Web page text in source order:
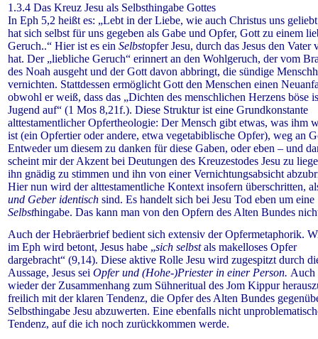
1.3.4 Das Kreuz Jesu als Selbsthingabe Gottes
In Eph 5,2 heißt es: „Lebt in der Liebe, wie auch Christus uns
hat sich selbst für uns gegeben als Gabe und Opfer, Gott zu einem
Geruch..“ Hier ist es ein Selbstopfer Jesu, durch das Jesus den Vater
hat. Der „liebliche Geruch“ erinnert an den Wohlgeruch, der vom
des Noah ausgeht und der Gott davon abbringt, die sündige
vernichten. Stattdessen ermöglicht Gott den Menschen einen
obwohl er weiß, dass das „Dichten des menschlichen Herzens böse
Jugend auf“ (1 Mos 8,21f.). Diese Struktur ist eine Grundkonstante
alttestamentlicher Opfertheologie: Der Mensch gibt etwas, was ihm
ist (ein Opfertier oder andere, etwa vegetabiblische Opfer), weg an
Entweder um diesem zu danken für diese Gaben, oder eben – und
scheint mir der Akzent bei Deutungen des Kreuzestodes Jesu zu
ihn gnädig zu stimmen und ihn von einer Vernichtungsabsicht
Hier nun wird der alttestamentliche Kontext insofern überschritten,
und Geber identisch sind. Es handelt sich bei Jesu Tod eben um eine
Selbsthingabe. Das kann man von den Opfern des Alten Bundes
Auch der Hebräerbrief bedient sich extensiv der Opfermetaphorik.
im Eph wird betont, Jesus habe „sich selbstals makelloses Opfer
dargebracht“ (9,14). Diese aktive Rolle Jesu wird zugespitzt durch
Aussage, Jesus sei Opfer und (Hohe-)Priester in einer Person. Auch
wieder der Zusammenhang zum Sühneritual des Jom Kippur
freilich mit der klaren Tendenz, die Opfer des Alten Bundes
Selbsthingabe Jesu abzuwerten. Eine ebenfalls nicht
Tendenz, auf die ich noch zurückkommen werde.